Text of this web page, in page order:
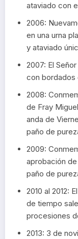
ataviado con
2006:
en una urna
y ataviado
2007: El
con bordados
2008:
de Fray
anda de
paño de
2009:
aprobación
paño de
2010 al 2012:
de tiempo
procesiones
2013: 3 de